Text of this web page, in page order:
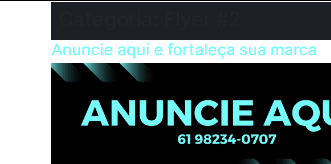
Anuncie aqui e fortaleça sua marca